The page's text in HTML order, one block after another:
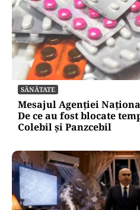
SĂNĂTATE
Mesajul Agenției
De ce au fost blocate
Colebil și Panzcebil